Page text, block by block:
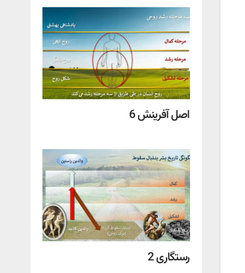
اصل آفرینش 6
رستگاری 2